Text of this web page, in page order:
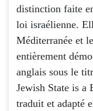
distinction faite
loi israélienne.
Méditerranée et
entièrement
anglais sous le
Jewish State is a
traduit et adapté